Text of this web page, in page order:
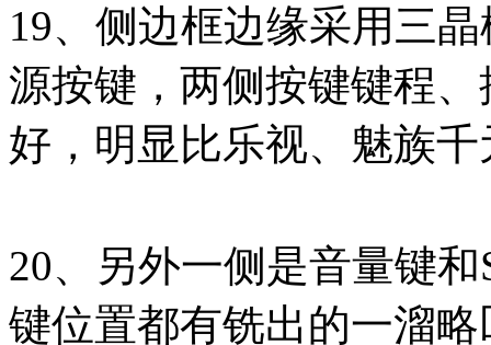
19、侧边框边缘采用三
源按键，两侧按键键程
好，明显比乐视、魅族
20、另外一侧是音量键
键位置都有铣出的一溜